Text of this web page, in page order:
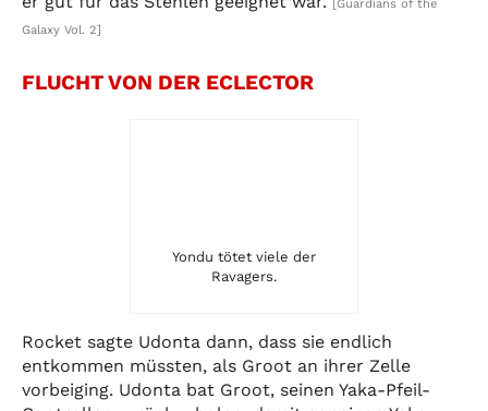
[Guardians of the
Galaxy Vol. 2]
FLUCHT VON DER ECLECTOR
Yondu tötet viele der
Ravagers.
Rocket sagte Udonta dann, dass sie endlich
entkommen müssten, als Groot an ihrer Zelle
vorbeiging. Udonta bat Groot, seinen Yaka-Pfeil-